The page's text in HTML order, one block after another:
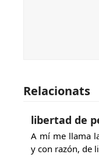
Relacionats
libertad de
A mí me llama
y con razón, de